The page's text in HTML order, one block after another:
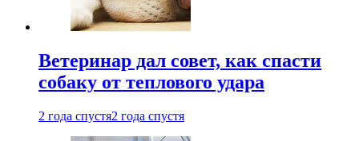
Ветеринар дал совет, как спасти
собаку от теплового удара
2 года спустя2 года спустя